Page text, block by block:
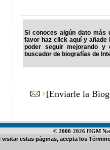
Si conoces algún dato más
favor haz click aquí y
poder seguir mejorando y
buscador de biografías de
[Enviarle la
© 2000-2026 HGM
visitar estas páginas, acepta los